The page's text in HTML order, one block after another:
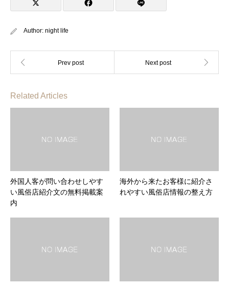
Author: night life
Related Articles
外国人客が問い合わせしやす
い風俗店紹介文の無料掲載案
内
海外から来たお客様に紹介さ
れやすい風俗店情報の整え方